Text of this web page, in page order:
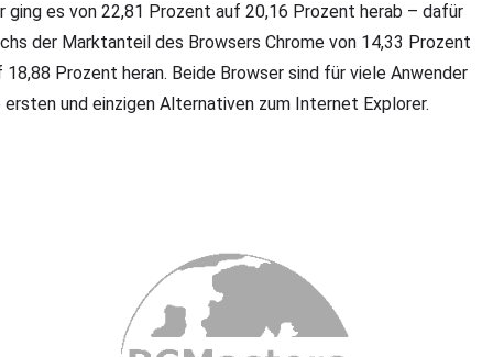
ging es von 22,81 Prozent auf 20,16 Prozent herab – dafür
der Marktanteil des Browsers Chrome von 14,33 Prozent
18,88 Prozent heran. Beide Browser sind für viele Anwender
ersten und einzigen Alternativen zum Internet Explorer.